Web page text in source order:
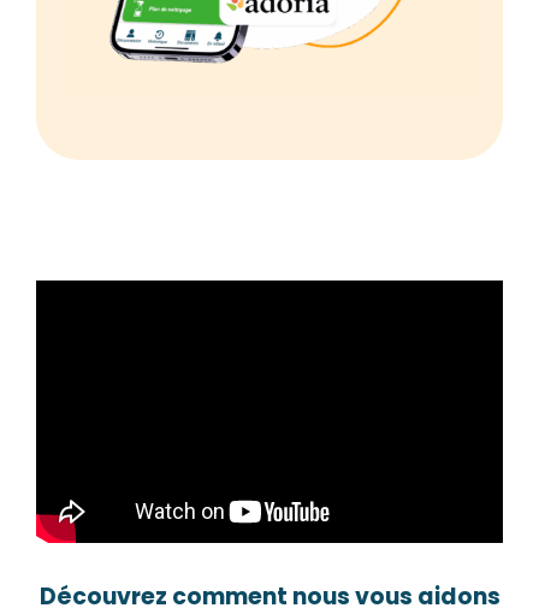
Découvrez comment nous vous aidons